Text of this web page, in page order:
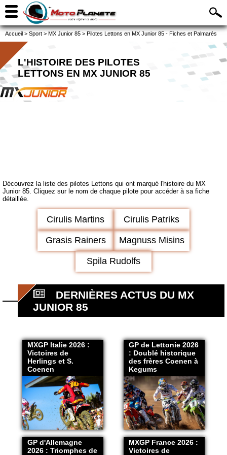
Accueil > Sport > MX Junior 85 > Pilotes Lettons en MX Junior 85 - Fiches et Palmarès
L'HISTOIRE DES PILOTES
LETTONS EN MX JUNIOR 85
Découvrez la liste des pilotes Lettons qui ont marqué l'histoire du MX
Junior 85. Cliquez sur le nom de chaque pilote pour accéder à sa fiche
détaillée.
Cirulis Martins Cirulis Patriks
Grasis Rainers Magnuss Misins
Spila Rudolfs
DERNIÈRES ACTUS DU MX
JUNIOR 85
MXGP Italie 2026 :
Victoires de
Herlings et S.
Coenen
GP de Lettonie 2026
: Doublé historique
des frères Coenen à
Kegums
GP d'Allemagne
2026 : Triomphes de
MXGP France 2026 :
Victoires de